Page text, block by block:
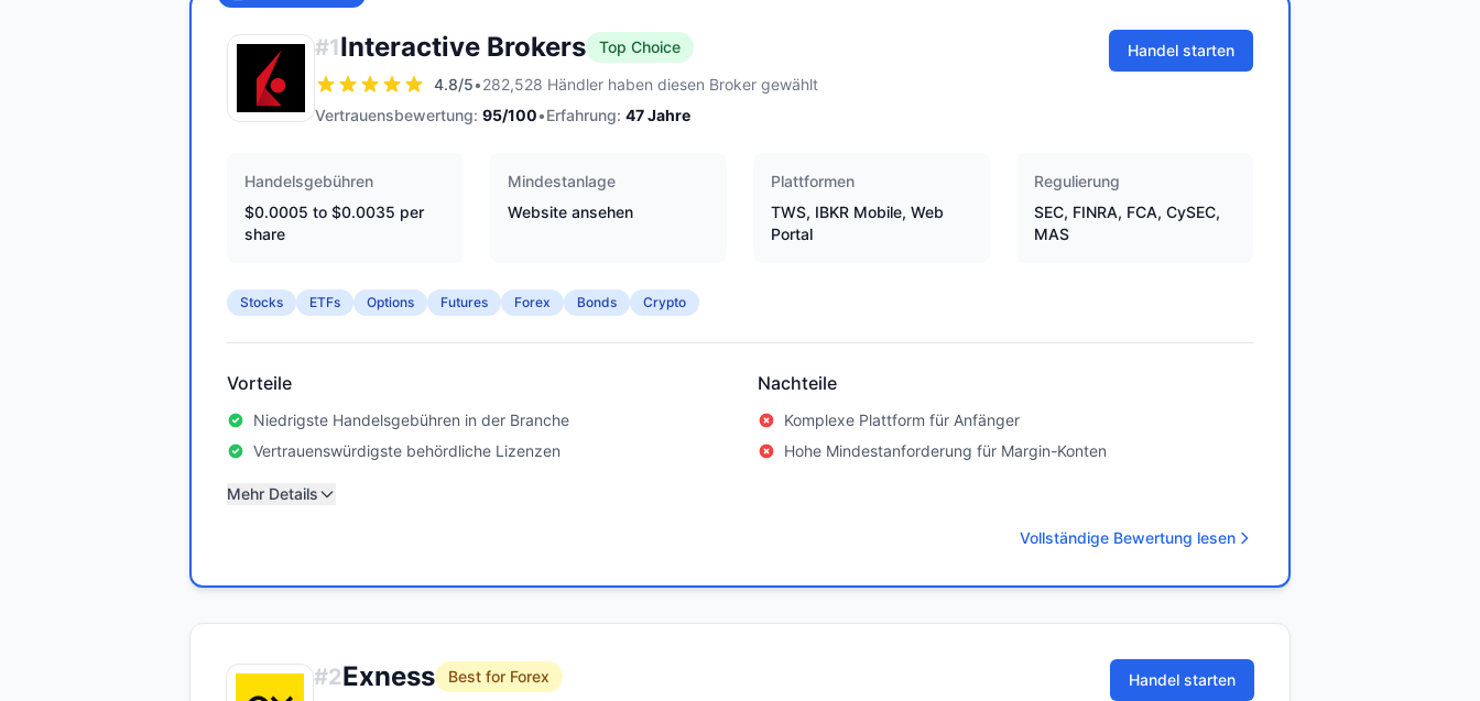
#1Interactive Brokers
Top Choice
4.8/5•282,528 Händler haben diesen Broker gewählt
Vertrauensbewertung: 95/100•Erfahrung: 47Jahre
Handel starten
Handelsgebühren
$0.0005 to $0.0035 per
share
Mindestanlage
Website ansehen
Plattformen
TWS, IBKR Mobile, Web
Portal
Regulierung
SEC, FINRA, FCA, CySEC,
MAS
Stocks ETFs Options Futures Forex Bonds Crypto
Vorteile
Niedrigste Handelsgebühren in der Branche
Vertrauenswürdigste behördliche Lizenzen
Nachteile
Komplexe Plattform für Anfänger
Hohe Mindestanforderung für Margin-Konten
Mehr Details
Vollständige Bewertung lesen
#2Exness
Best for Forex
Handel starten